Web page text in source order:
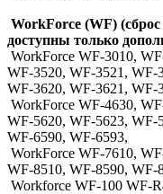
WorkForce (WF)
доступны только
WorkForce WF-3010,
WF-3520, WF-3521, WF-
WF-3620, WF-3621, WF-
WorkForce WF-4630,
WF-5620, WF-5623, WF-
WF-6590, WF-6593,
WorkForce WF-7610,
WF-8510, WF-8590, WF-
Workforce WF-100 WF-